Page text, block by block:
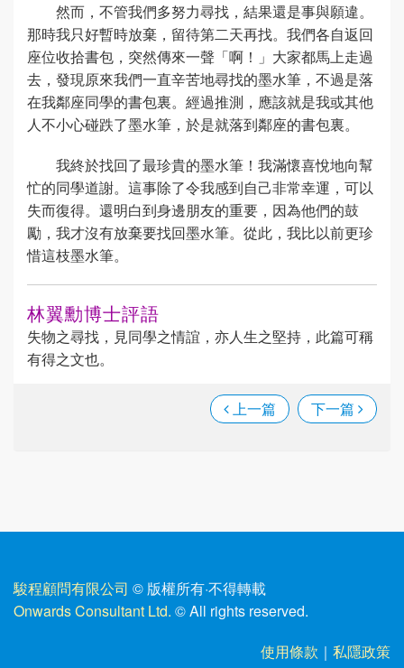
然而，不管我們多努力尋找，結果還是事與願違。
那時我只好暫時放棄，留待第二天再找。我們各自返回
座位收拾書包，突然傳來一聲「啊！」大家都馬上走過
去，發現原來我們一直辛苦地尋找的墨水筆，不過是落
在我鄰座同學的書包裏。經過推測，應該就是我或其他
人不小心碰跌了墨水筆，於是就落到鄰座的書包裏。
我終於找回了最珍貴的墨水筆！我滿懷喜悅地向幫
忙的同學道謝。這事除了令我感到自己非常幸運，可以
失而復得。還明白到身邊朋友的重要，因為他們的鼓
勵，我才沒有放棄要找回墨水筆。從此，我比以前更珍
惜這枝墨水筆。
林翼勳博士評語
失物之尋找，見同學之情誼，亦人生之堅持，此篇可稱
有得之文也。
上一篇 下一篇
駿程顧問有限公司 © 版權所有·不得轉載
Onwards Consultant Ltd. © All rights reserved.
使用條款 ｜ 私隱政策